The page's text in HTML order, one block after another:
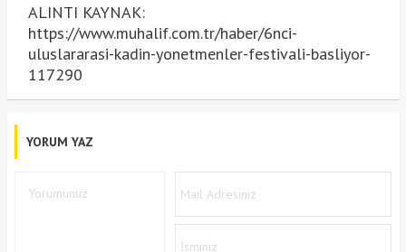
ALINTI KAYNAK:
https://www.muhalif.com.tr/haber/6nci-
uluslararasi-kadin-yonetmenler-festivali-basliyor-
117290
YORUM YAZ